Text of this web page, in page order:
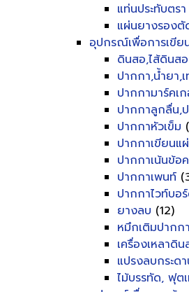
แท่นประทับตร
แผ่นยางรองตั
อุปกรณ์เพื่อการเขีย
ดินสอ,ไส้ดินสอ
ปากกา,น้ำยา,
ปากกามาร์คเ
ปากกาลูกลื่น,
ปากกาหัวเข็ม
ปากกาเขียนแ
ปากกาเน้นข้อ
ปากกาเพนท์
ปากกาไวท์บอ
ยางลบ (12)
หมึกเติมปากก
เครื่องเหลาดิน
แปรงลบกระด
ไม้บรรทัด, ฟุต